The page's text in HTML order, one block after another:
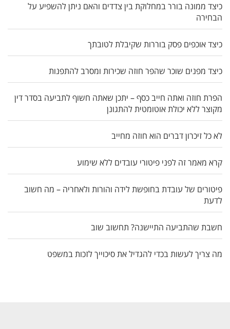
כיצד ממונה בורר במחלוקת בין צדדים והאם ניתן להשפיע על
הבחירה
כיצד אוכפים פסק בוררות שקיבלת לטובתך
כיצד מפנים שוכר שהפר חוזה שכירות ומסרב להתפנות
הפרת חוזה ואתה חייב כסף – יתכן שאתה חשוף לתביעה בסדר דין
מקוצר ללא יכולת אוטומטית להתגונן
לא כל זיכרון דברים הוא חוזה מחייב
קרא מאמר זה לפני פיטורי עובדים ללא שימוע
פיטורים של עובדת בחופשת לידה והורות ולאחריה – מה חשוב
לדעת
חשבת שהתביעה התיישנה? תחשוב שוב
מה צריך לעשות בכדי להגדיל את סיכוייך לזכות במשפט